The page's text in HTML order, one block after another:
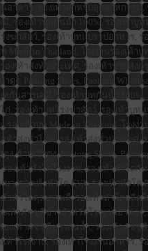
อาหาร, รองเท้าสำหรับอุตสาหกรร
, รองเท้าบูทกันน้ำ 100%, รองเท้า
ฆ่าสัตว์, รองเท้าบูทแปรรูปอาหาร,
in Thailand, โรงงานรองเท้า
องเท้าส่งทั่วประเทศ, รองเท้าขายส่
าตุง, Paotung Shoes, Paotung
ทกันสารเคมี, รองเท้าบูทกันน้ำ
, รองเท้าบูทโรงฆ่าสัตว์, รองเท้าบู
งเท้าบูท Made in Thailand, โรงง
ท้าส่งทั่วไทย, รองเท้าส่งทั่วประเทศ
ง, ร้านเป๋าตุง, Paotung Shoes,
องเท้าหัวโตโรงงาน, รองเท้าหัวโ
า, รองเท้าหัวโต EVA, รองเท้าหัว
าหัวโตคุณภาพดี, รองเท้าหัวโตผลิ
เท้าคัชชูสีขาวสำหรับโรงงานอาห
เท้าคัชชูสีขาวกันน้ำ, รองเท้าคัชชู
ท้าโรงงาน, รองเท้าโรงงานอาหาร